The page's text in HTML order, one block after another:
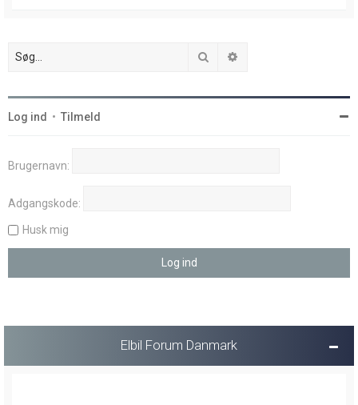
Søg
Log ind • Tilmeld
Brugernavn:
Adgangskode:
Husk mig
Elbil Forum Danmark